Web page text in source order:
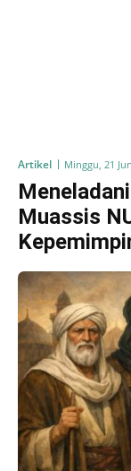
Artikel Minggu, 21
Muassis